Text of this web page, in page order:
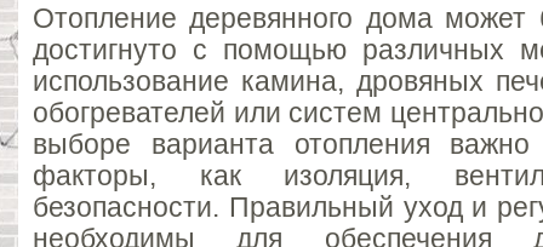
Отопление деревянного дома
достигнуто с помощью различных
использование камина, дровяных
обогревателей или систем
выборе варианта отопления важно
факторы, как изоляция,
безопасности. Правильный уход и
необходимы для обеспечения